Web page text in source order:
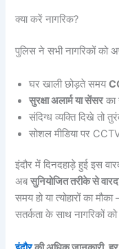
क्या करें नागरिक?
पुलिस ने सभी नागरिकों को
घर खाली छोड़ते समय
सुरक्षा अलार्म या सेंसरका
संदिग्ध व्यक्ति दिखे तो
सोशल मीडिया पर
इंदौर में दिनदहाड़े हुई इस
अबसुनियोजित तरीके से
समय हो या त्योहारों का
सतर्कता के साथ नागरिकों